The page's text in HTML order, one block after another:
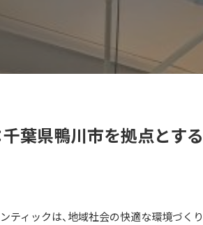
葉県鴨川市を拠点とす
ィックは、地域社会の快適な環境づく